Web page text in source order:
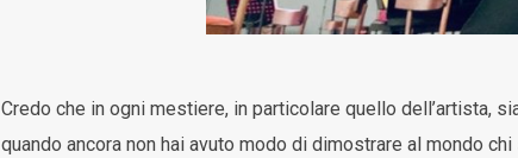
Credo che in ogni mestiere, in particolare quello dell’artista,
quando ancora non hai avuto modo di dimostrare al mondo chi